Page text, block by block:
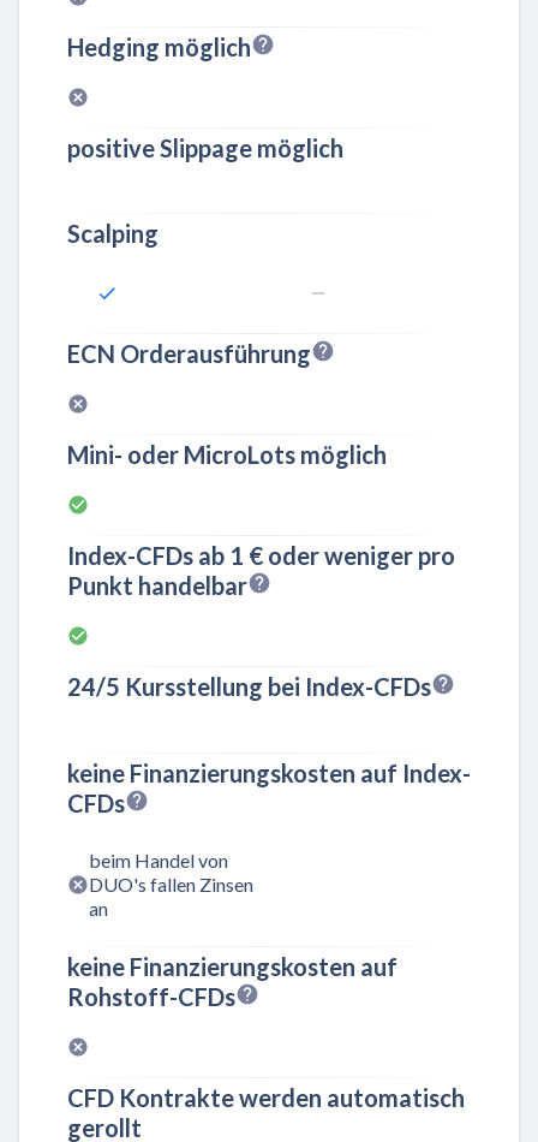
Hedging möglich
positive Slippage möglich
Scalping
ECN Orderausführung
Mini- oder MicroLots möglich
Index-CFDs ab 1 € oder weniger pro
Punkt handelbar
24/5 Kursstellung bei Index-CFDs
keine Finanzierungskosten auf Index-
CFDs
beim Handel von
DUO's fallen Zinsen
an
keine Finanzierungskosten auf
Rohstoff-CFDs
CFD Kontrakte werden automatisch
gerollt